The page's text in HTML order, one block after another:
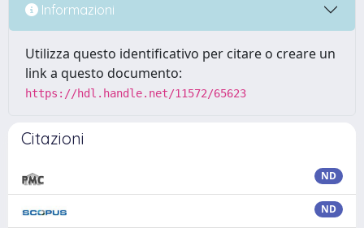
Informazioni
Utilizza questo identificativo per citare o creare un
link a questo documento:
https://hdl.handle.net/11572/65623
Citazioni
ND
ND